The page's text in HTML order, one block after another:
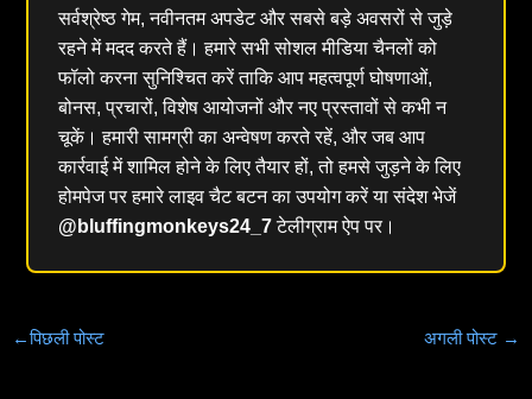
सर्वश्रेष्ठ गेम, नवीनतम अपडेट और सबसे बड़े अवसरों से जुड़े
रहने में मदद करते हैं। हमारे सभी सोशल मीडिया चैनलों को
फॉलो करना सुनिश्चित करें ताकि आप महत्वपूर्ण घोषणाओं,
बोनस, प्रचारों, विशेष आयोजनों और नए प्रस्तावों से कभी न
चूकें। हमारी सामग्री का अन्वेषण करते रहें, और जब आप
कार्रवाई में शामिल होने के लिए तैयार हों, तो हमसे जुड़ने के लिए
होमपेज पर हमारे लाइव चैट बटन का उपयोग करें या संदेश भेजें
@bluffingmonkeys24_7टेलीग्राम ऐप पर।
←पिछली पोस्ट अगली पोस्ट →